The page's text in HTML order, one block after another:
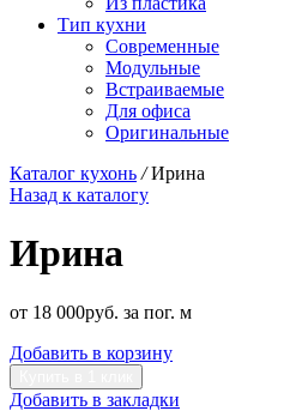
Тип кухни
Современные
Модульные
Встраиваемые
Для офиса
Оригинальные
Каталог кухонь /Ирина
Назад к каталогу
Ирина
от 18 000руб. за пог. м
Добавить в корзину
Добавить в закладки